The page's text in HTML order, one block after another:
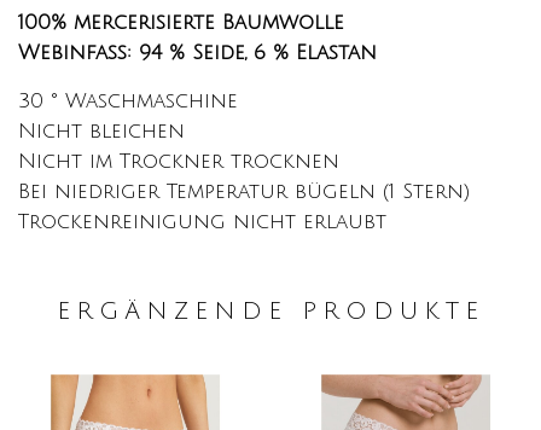
100% mercerisierte Baumwolle
Webinfass: 94 % Seide, 6 % Elastan
30 ° Waschmaschine
Nicht bleichen
Nicht im Trockner trocknen
Bei niedriger Temperatur bügeln (1 Stern)
Trockenreinigung nicht erlaubt
ERGÄNZENDE PRODUKTE